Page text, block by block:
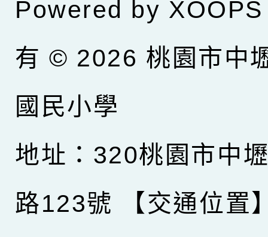
Powered by XOOPS
有 © 2026 桃園市中
國民小學
地址：320桃園市中
路123號
【交通位置